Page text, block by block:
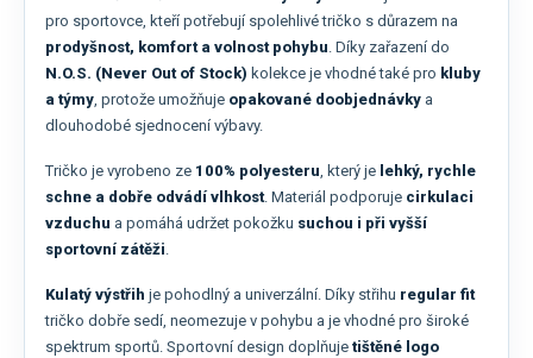
pro sportovce, kteří potřebují spolehlivé tričko s důrazem na
prodyšnost, komfort a volnost pohybu. Díky zařazení do
N.O.S. (Never Out of Stock) kolekce je vhodné také pro kluby
a týmy, protože umožňuje opakované doobjednávky a
dlouhodobé sjednocení výbavy.
Tričko je vyrobeno ze 100% polyesteru, který je lehký, rychle
schne a dobře odvádí vlhkost. Materiál podporuje cirkulaci
vzduchu a pomáhá udržet pokožku suchou i při vyšší
sportovní zátěži.
Kulatý výstřih je pohodlný a univerzální. Díky střihu regular fit
tričko dobře sedí, neomezuje v pohybu a je vhodné pro široké
spektrum sportů. Sportovní design doplňuje tištěné logo